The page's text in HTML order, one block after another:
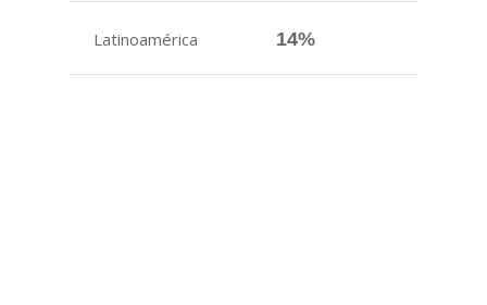
Latinoamérica 14%